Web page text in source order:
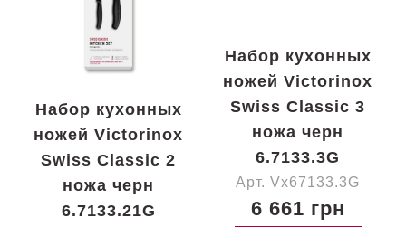
Набор кухонных
ножей Victorinox
Swiss Classic 2
ножа черн
6.7133.21G
Набор кухонных
ножей Victorinox
Swiss Classic 3
ножа черн
6.7133.3G
Арт. Vx67133.3G
6 661 грн